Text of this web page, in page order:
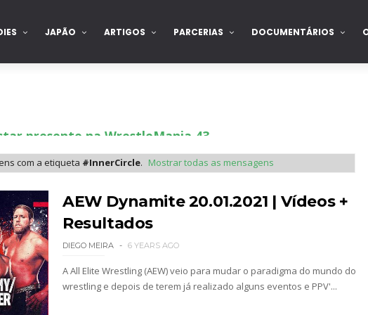
JAPÃO ARTIGOS PARCERIAS DOCUMENTÁRIOS
presente na WrestleMania 43
entre Becky Lynch e Liv Morgan no Raw
WWE regista marca "Vice City" para Lola Vice
com a etiqueta #InnerCircle. Mostrar todas as mensagens
AEW Dynamite 20.01.2021 | Vídeos +
Resultados
DIEGO MEIRA 6 YEARS AGO
A All Elite Wrestling (AEW) veio para mudar o paradigma do mundo do
wrestling e depois de terem já realizado alguns eventos e PPV'...